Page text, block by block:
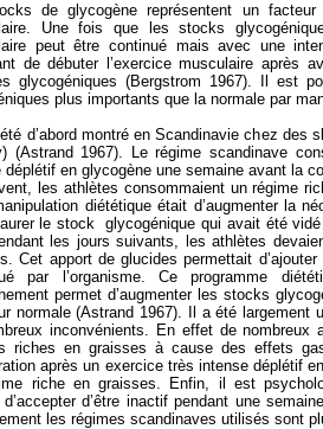
de glycogène représentent un
Une fois que les stocks
peut être continué mais avec une
de débuter l’exercice musculaire après
glycogéniques (Bergstrom 1967). Il est
plus importants que la normale par
d’abord montré en Scandinavie chez des
(Astrand 1967). Le régime scandinave
déplétif en glycogène une semaine avant la
les athlètes consommaient un régime
diététique était d’augmenter la
le stock glycogénique qui avait été
les jours suivants, les athlètes
Cet apport de glucides permettait
par l’organisme. Ce programme
permet d’augmenter les stocks
normale (Astrand 1967). Il a été largement
inconvénients. En effet de nombreux
riches en graisses à cause des effets
après un exercice très intense déplétif
riche en graisses. Enfin, il est
d’être inactif pendant une
les régimes scandinaves utilisés sont